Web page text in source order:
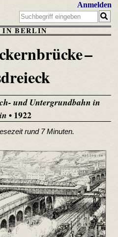
Anmelden
IN BERLIN
–
und Untergrundbahn in
• 1922
rund 7 Minuten.